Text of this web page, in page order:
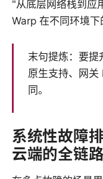
"从底层网络栈到应
Warp 在不同环境
末句提炼：要提
原生支持、网
同。
系统性故障
云端的全链